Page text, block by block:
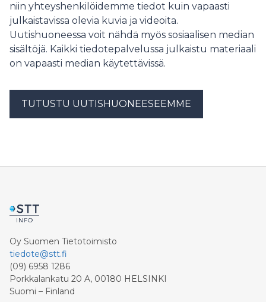
niin yhteyshenkilöidemme tiedot kuin vapaasti
julkaistavissa olevia kuvia ja videoita.
Uutishuoneessa voit nähdä myös sosiaalisen median
sisältöjä. Kaikki tiedotepalvelussa julkaistu materiaali
on vapaasti median käytettävissä.
TUTUSTU UUTISHUONEESEEMME
Oy Suomen Tietotoimisto
tiedote@stt.fi
(09) 6958 1286
Porkkalankatu 20 A, 00180 HELSINKI
Suomi – Finland